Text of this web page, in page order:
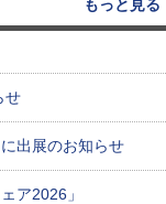
もっと見る
せ
出展のお知らせ
ア2026」